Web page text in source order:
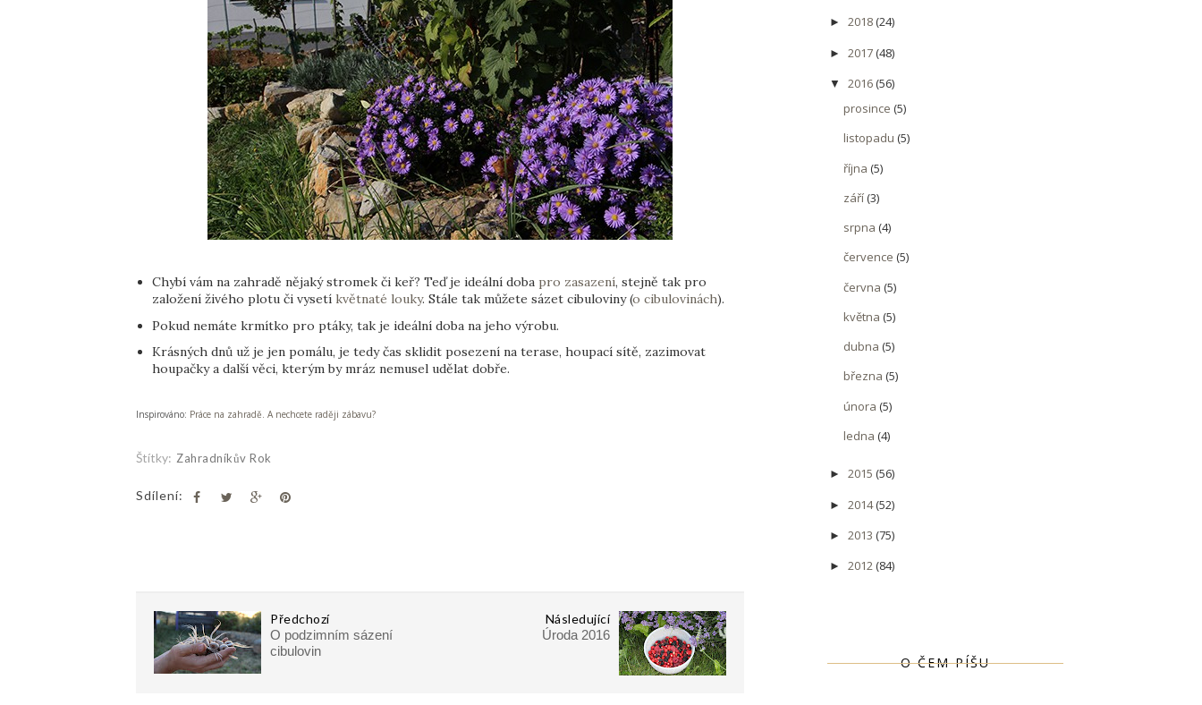
Chybí vám na zahradě nějaký stromek či keř? Teď je ideální doba pro zasazení, stejně tak pro
založení živého plotu či vysetí květnaté louky. Stále tak můžete sázet cibuloviny (o cibulovinách).
Pokud nemáte krmítko pro ptáky, tak je ideální doba na jeho výrobu.
Krásných dnů už je jen pomálu, je tedy čas sklidit posezení na terase, houpací sítě, zazimovat
houpačky a další věci, kterým by mráz nemusel udělat dobře.
Inspirováno: Práce na zahradě. A nechcete raději zábavu?
Štítky: Zahradníkův Rok
Sdílení:
Následující
Úroda 2016
Předchozí
O podzimním sázení
cibulovin
► 2018(24)
► 2017(48)
▼ 2016(56)
prosince (5)
listopadu (5)
října (5)
září(3)
srpna (4)
července (5)
června (5)
května (5)
dubna (5)
března (5)
února (5)
ledna (4)
► 2015 (56)
► 2014(52)
► 2013 (75)
► 2012(84)
O ČEM PÍŠU